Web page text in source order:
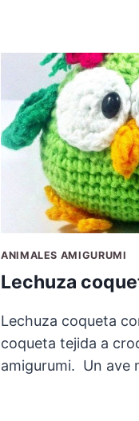
ANIMALES AMIGURUMI
Lechuza
Lechuza coqueta
coqueta tejida a
amigurumi. Un ave